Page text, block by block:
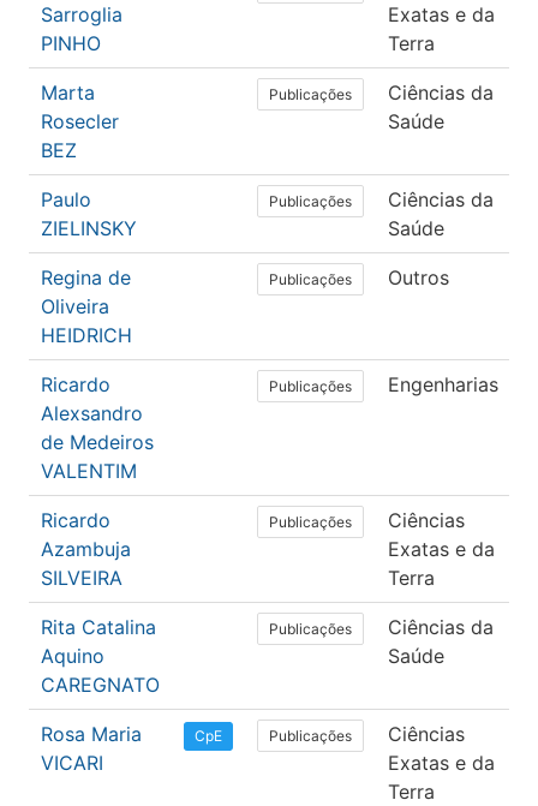
Sarroglia
PINHO
Exatas e da
Terra
Marta
Rosecler
BEZ
Publicações
Ciências da
Saúde
Paulo
ZIELINSKY
Publicações
Ciências da
Saúde
Regina de
Oliveira
HEIDRICH
Publicações Outros
Ricardo
Alexsandro
de Medeiros
VALENTIM
Publicações Engenharias
Ricardo
Azambuja
SILVEIRA
Publicações
Ciências
Exatas e da
Terra
Rita Catalina
Aquino
CAREGNATO
Publicações
Ciências da
Saúde
Rosa Maria
VICARI
CpE Publicações
Ciências
Exatas e da
Terra